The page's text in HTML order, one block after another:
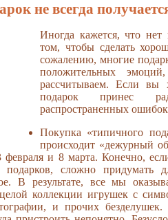
не всегда
Иногда кажется, что
том, чтобы сделать
сожалению, многие
положительных
рассчитываем. Если вы
подарок принес
распространенных
Покупка «типичного
происходит «дежурный
и 8 марта. Конечно,
подарков, сложно придумать
В результате, все мы
коллекции игрушек с
и прочих